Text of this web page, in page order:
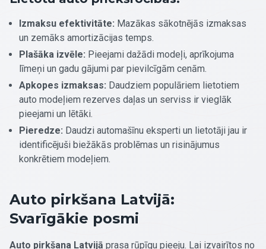
Izmaksu efektivitāte: Mazākas sākotnējās izmaksas
un zemāks amortizācijas temps.
Plašāka izvēle: Pieejami dažādi modeļi, aprīkojuma
līmeņi un gadu gājumi par pievilcīgām cenām.
Apkopes izmaksas: Daudziem populāriem lietotiem
auto modeļiem rezerves daļas un serviss ir vieglāk
pieejami un lētāki.
Pieredze: Daudzi automašīnu eksperti un lietotāji jau ir
identificējuši biežākās problēmas un risinājumus
konkrētiem modeļiem.
Auto pirkšana Latvijā:
Svarīgākie posmi
Auto pirkšana Latvijā prasa rūpīgu pieeju. Lai izvairītos no